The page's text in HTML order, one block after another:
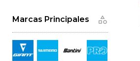
Marcas Principales